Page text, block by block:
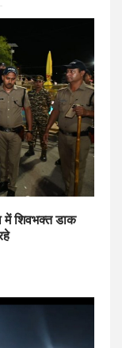
में शिवभक्त डाक